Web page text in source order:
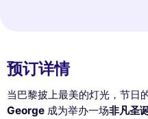
预订详情
当巴黎披上最美的灯光，节日
George 成为举办一场非凡圣